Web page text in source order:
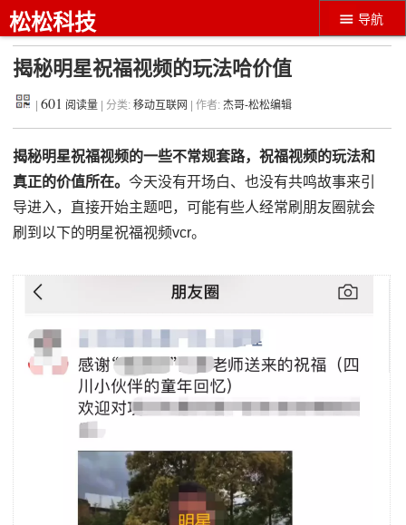
导航
松松科技
揭秘明星祝福视频的玩法哈价值
|601 阅读量 | 分类:移动互联网 | 作者:杰哥-松松编辑
揭秘明星祝福视频的一些不常规套路，祝福视频的玩法和
真正的价值所在。今天没有开场白、也没有共鸣故事来引
导进入，直接开始主题吧，可能有些人经常刷朋友圈就会
刷到以下的明星祝福视频vcr。